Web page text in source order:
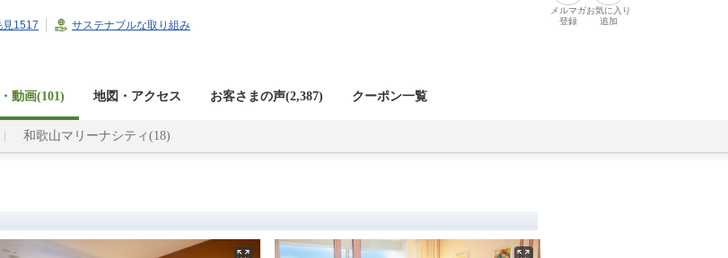
見1517 サステナブルな取り組み
メルマガ
登録
お気に入り
追加
動画(101) 地図・アクセス お客さまの声(2,387) クーポン一覧
和歌山マリーナシティ(18)